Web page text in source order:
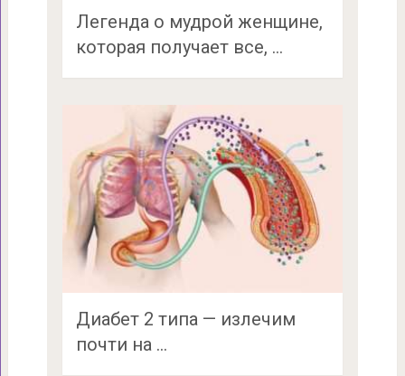
Легенда о мудрой женщине,
которая получает все, …
Диабет 2 типа — излечим
почти на …